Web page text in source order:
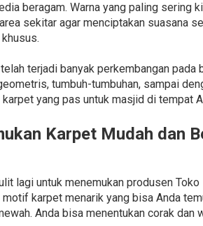
beragam. Warna yang paling sering
sekitar agar menciptakan suasana
terjadi banyak perkembangan
tumbuh-tumbuhan, sampai
yang pas untuk masjid di tempat
Karpet Mudah dan
lagi untuk menemukan produsen
karpet menarik yang bisa Anda
Anda bisa menentukan corak dan